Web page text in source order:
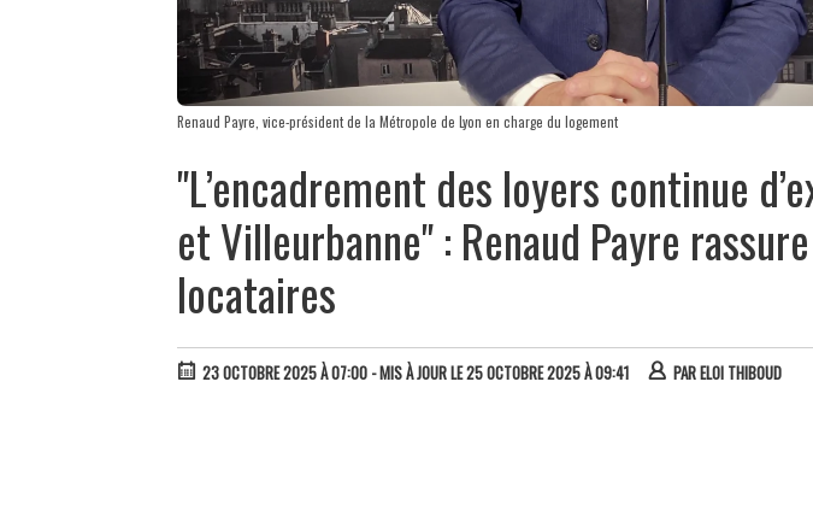
Renaud Payre, vice-président de la Métropole de Lyon en charge du logement
"L’encadrement des loyers continue
et Villeurbanne" : Renaud Payre
locataires
23 OCTOBRE 2025 À 07:00 - MIS À JOUR LE 25 OCTOBRE 2025 À 09:41 PARELOI THIBOUD